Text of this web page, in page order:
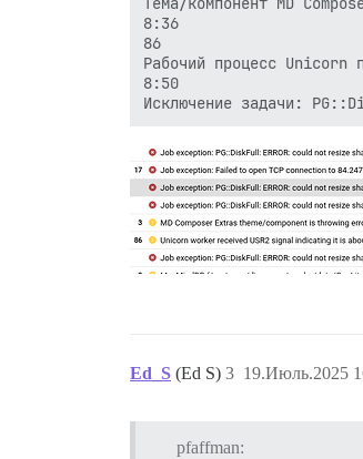
8:36
86
Рабочий процесс
8:50
Ed_S (Ed S) 19.Июль.2025
3
pfaffman: